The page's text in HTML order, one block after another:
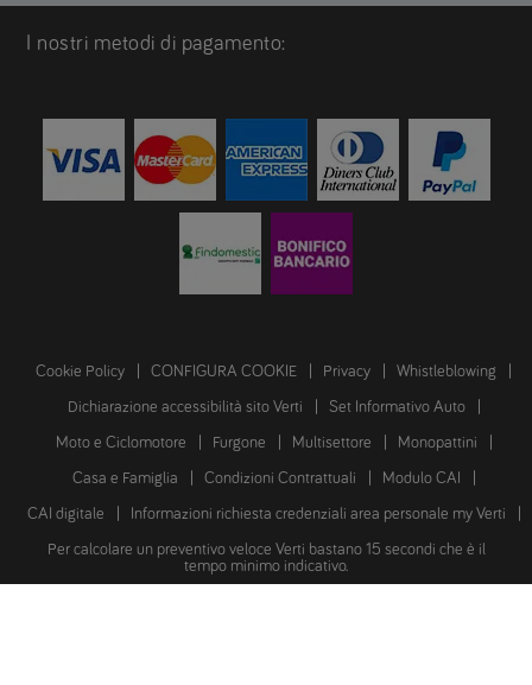
I nostri metodi di pagamento:
Cookie Policy CONFIGURA COOKIE Privacy Whistleblowing
Dichiarazione accessibilità sito Verti Set Informativo Auto
Moto e Ciclomotore Furgone Multisettore Monopattini
Casa e Famiglia Condizioni Contrattuali Modulo CAI
CAI digitale Informazioni richiesta credenziali area personale my Verti
Per calcolare un preventivo veloce Verti bastano 15 secondi che è il
tempo minimo indicativo.